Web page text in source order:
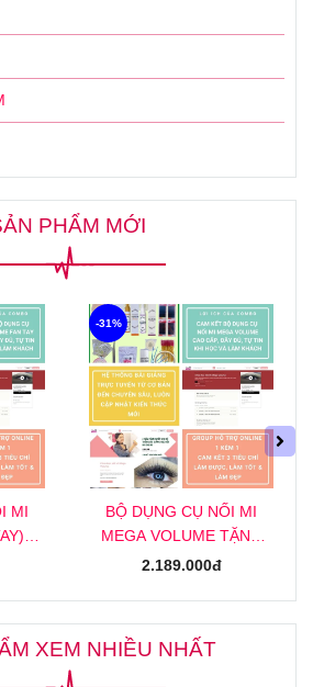
PHẨM MỚI
MI
MI
BỘ DỤNG CỤ NỐI MI
MEGA VOLUME TẶNG
KHOÁ HỌC NỐI MI MEGA
2.189.000đ
-31%
XEM NHIỀU NHẤT